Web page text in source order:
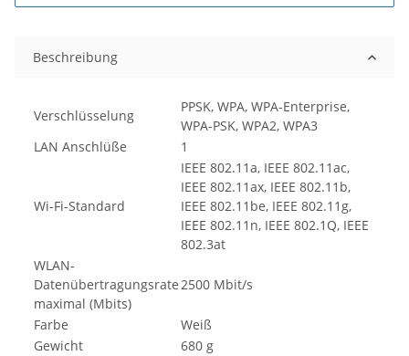
Beschreibung
Verschlüsselung
PPSK, WPA, WPA-Enterprise,
WPA-PSK, WPA2, WPA3
LAN Anschlüße
1
Wi-Fi-Standard
IEEE 802.11a, IEEE 802.11ac,
IEEE 802.11ax, IEEE 802.11b,
IEEE 802.11be, IEEE 802.11g,
IEEE 802.11n, IEEE 802.1Q, IEEE
802.3at
WLAN-
Datenübertragungsrate
maximal (Mbits)
2500 Mbit/s
Farbe
Weiß
Gewicht
680 g